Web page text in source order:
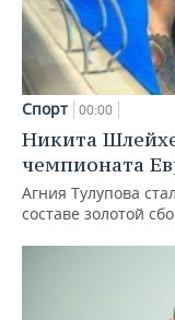
Спорт 00:00
Никита
чемпионата
Агния Тулупова
составе золотой